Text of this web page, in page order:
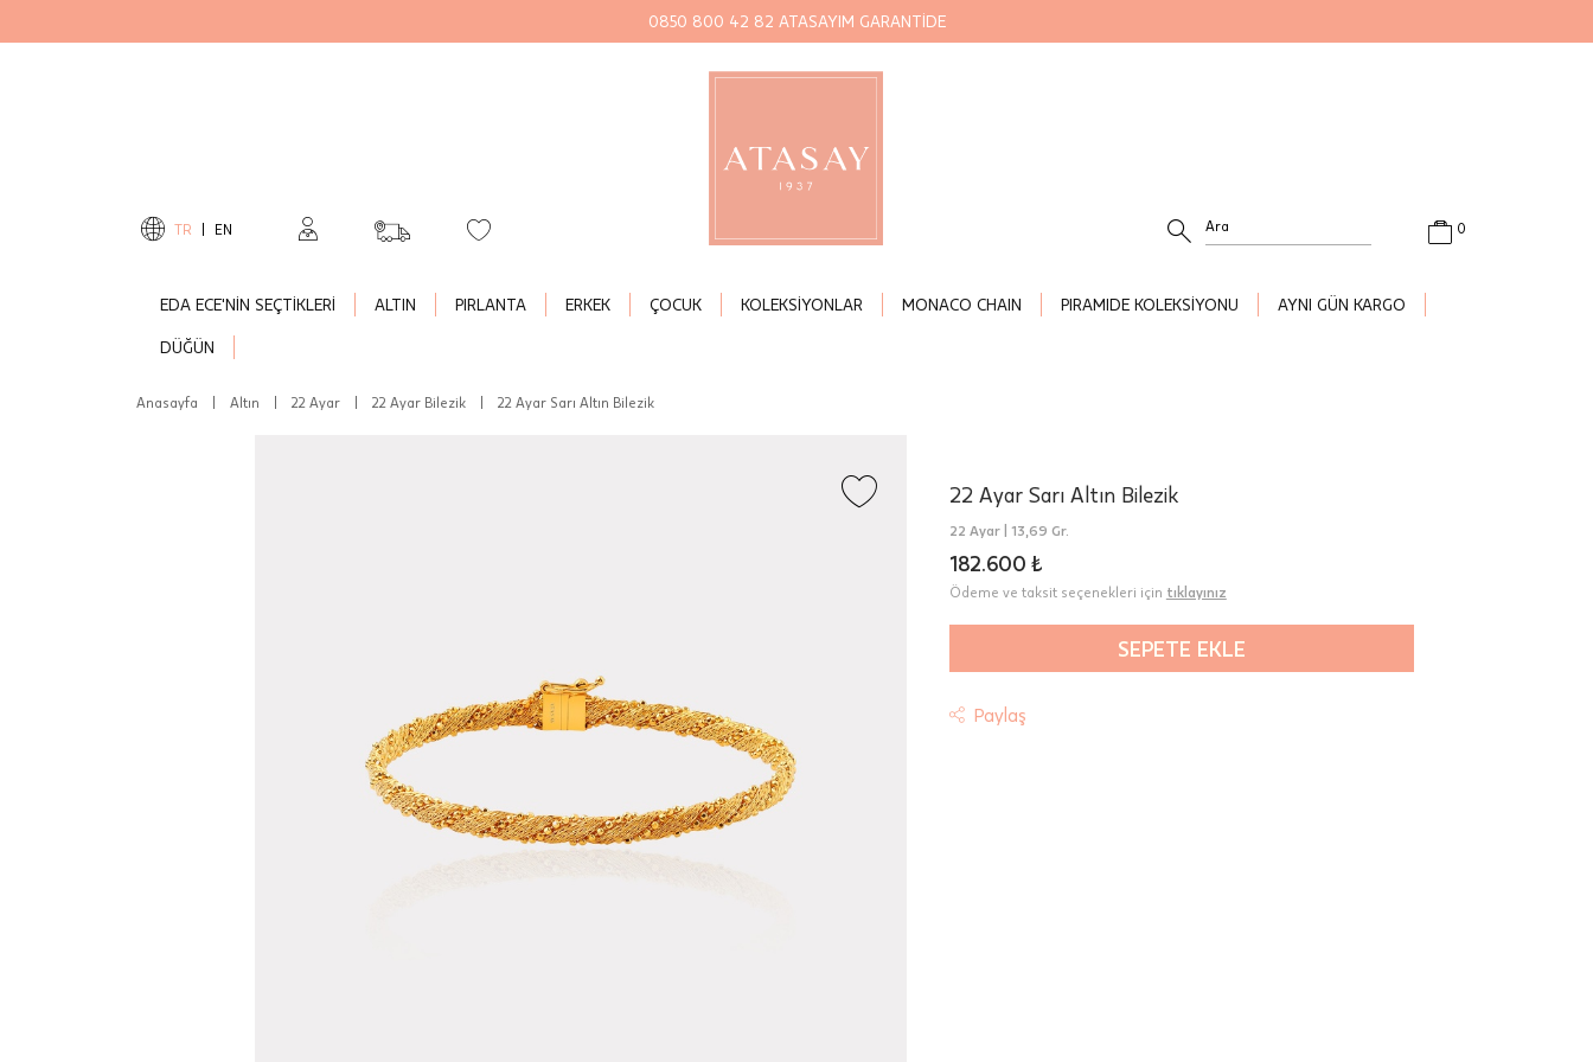
0850 800 42 82 ATASAYIM GARANTİDE
TR EN
EDA ECE'NİN SEÇTİKLERİ ALTIN PIRLANTA ERKEK ÇOCUK KOLEKSİYONLAR MONACO CHAIN PIRAMIDE KOLEKSİYONU AYNI GÜN KARGO
DÜĞÜN
0
Anasayfa Altın 22 Ayar 22 Ayar Bilezik 22 Ayar Sarı Altın Bilezik
22 Ayar Sarı Altın Bilezik
22 Ayar | 13,69 Gr.
182.600 ₺
Ödeme ve taksit seçenekleri için tıklayınız
SEPETE EKLE
Paylaş